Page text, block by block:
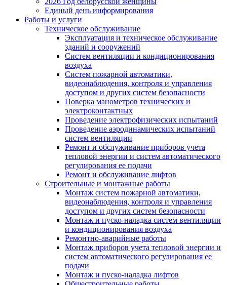
Единый день информирования
Работы и услуги
Техническое обслуживание
Эксплуатация и техническое обслуживание
зданий и сооружений
Систем вентиляции и кондиционирования
воздуха
Систем пожарной автоматики,
видеонаблюдения, контроля и управления
доступом и других систем безопасности
Поверка манометров технических и
электроконтактных
Проведение электрофизических испытаний
Проведение аэродинамических испытаний
систем вентиляции
Ремонт и обслуживание приборов учета
тепловой энергии и систем автоматического
регулирования ее подачи
Ремонт и обслуживание лифтов
Строительные и монтажные работы
Монтаж систем пожарной автоматики,
видеонаблюдения, контроля и управления
доступом и других систем безопасности
Монтаж и пуско-наладка систем вентиляции
и кондиционирования воздуха
Ремонтно-аварийные работы
Монтаж приборов учета тепловой энергии и
систем автоматического регулирования ее
подачи
Монтаж и пуско-наладка лифтов